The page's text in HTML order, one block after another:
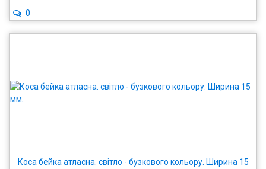
0
Коса бейка атласна. світло - бузкового кольору. Ширина 15